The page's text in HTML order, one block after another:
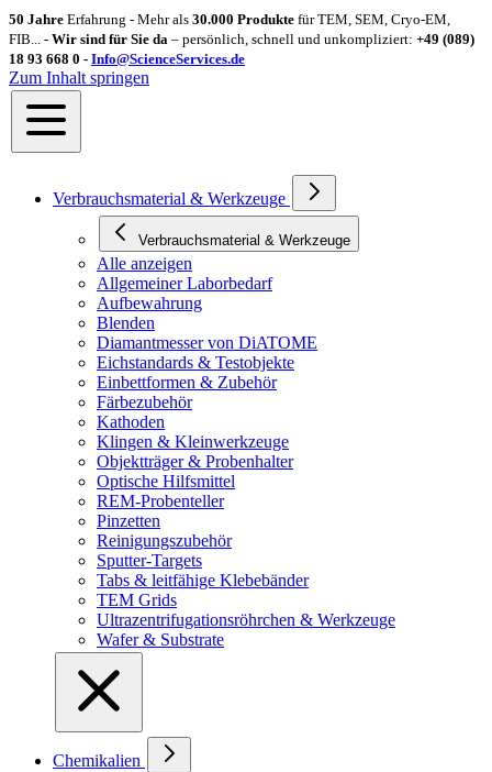
50 Jahre Erfahrung - Mehr als 30.000 Produkte für TEM, SEM, Cryo-EM,
FIB... - Wir sind für Sie da – persönlich, schnell und unkompliziert: +49 (089)
18 93 668 0 - Info@ScienceServices.de
Zum Inhalt springen
Verbrauchsmaterial & Werkzeuge
Verbrauchsmaterial & Werkzeuge
Alle anzeigen
Allgemeiner Laborbedarf
Aufbewahrung
Blenden
Diamantmesser von DiATOME
Eichstandards & Testobjekte
Einbettformen & Zubehör
Färbezubehör
Kathoden
Klingen & Kleinwerkzeuge
Objektträger & Probenhalter
Optische Hilfsmittel
REM-Probenteller
Pinzetten
Reinigungszubehör
Sputter-Targets
Tabs & leitfähige Klebebänder
TEM Grids
Ultrazentrifugationsröhrchen & Werkzeuge
Wafer & Substrate
Chemikalien